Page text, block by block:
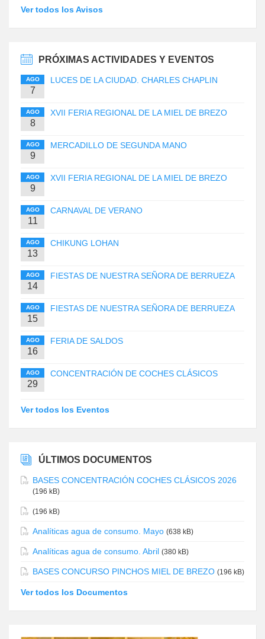
Ver todos los Avisos
PRÓXIMAS ACTIVIDADES Y EVENTOS
AGO
7
LUCES DE LA CIUDAD. CHARLES CHAPLIN
AGO
8
XVII FERIA REGIONAL DE LA MIEL DE BREZO
AGO
9
MERCADILLO DE SEGUNDA MANO
AGO
9
XVII FERIA REGIONAL DE LA MIEL DE BREZO
AGO
11
CARNAVAL DE VERANO
AGO
13
CHIKUNG LOHAN
AGO
14
FIESTAS DE NUESTRA SEÑORA DE BERRUEZA
AGO
15
FIESTAS DE NUESTRA SEÑORA DE BERRUEZA
AGO
16
FERIA DE SALDOS
AGO
29
CONCENTRACIÓN DE COCHES CLÁSICOS
Ver todos los Eventos
ÚLTIMOS DOCUMENTOS
BASES CONCENTRACIÓN COCHES CLÁSICOS 2026
(196 kB)
(196 kB)
Analíticas agua de consumo. Mayo (638 kB)
Analíticas agua de consumo. Abril (380 kB)
BASES CONCURSO PINCHOS MIEL DE BREZO (196 kB)
Ver todos los Documentos